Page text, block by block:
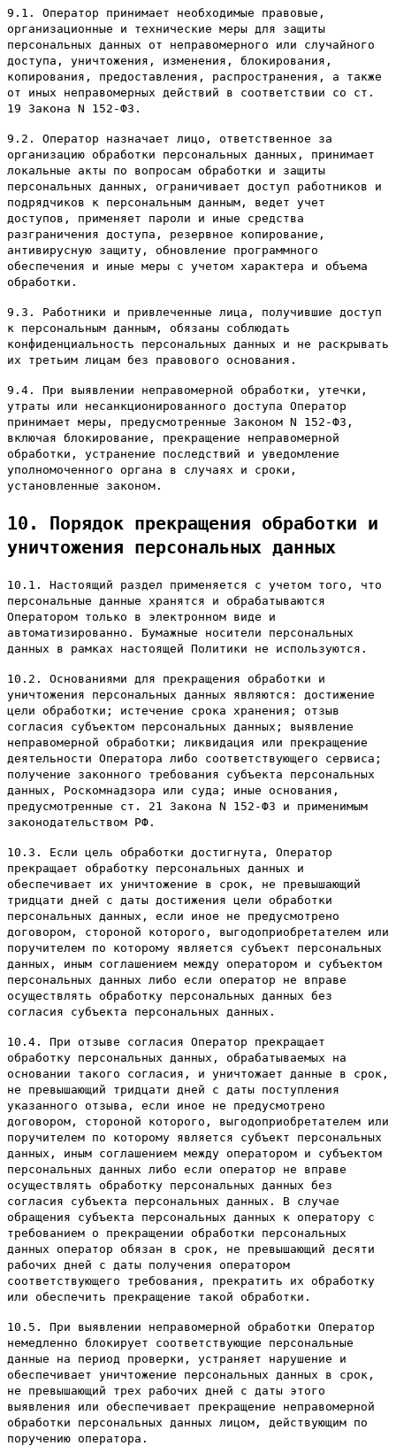
9.1. Оператор принимает необходимые правовые,
организационные и технические меры для защиты
персональных данных от неправомерного или случайного
доступа, уничтожения, изменения, блокирования,
копирования, предоставления, распространения, а также
от иных неправомерных действий в соответствии со ст.
19 Закона N 152-ФЗ.
9.2. Оператор назначает лицо, ответственное за
организацию обработки персональных данных, принимает
локальные акты по вопросам обработки и защиты
персональных данных, ограничивает доступ работников и
подрядчиков к персональным данным, ведет учет
доступов, применяет пароли и иные средства
разграничения доступа, резервное копирование,
антивирусную защиту, обновление программного
обеспечения и иные меры с учетом характера и объема
обработки.
9.3. Работники и привлеченные лица, получившие доступ
к персональным данным, обязаны соблюдать
конфиденциальность персональных данных и не раскрывать
их третьим лицам без правового основания.
9.4. При выявлении неправомерной обработки, утечки,
утраты или несанкционированного доступа Оператор
принимает меры, предусмотренные Законом N 152-ФЗ,
включая блокирование, прекращение неправомерной
обработки, устранение последствий и уведомление
уполномоченного органа в случаях и сроки,
установленные законом.
10. Порядок прекращения обработки и
уничтожения персональных данных
10.1. Настоящий раздел применяется с учетом того, что
персональные данные хранятся и обрабатываются
Оператором только в электронном виде и
автоматизированно. Бумажные носители персональных
данных в рамках настоящей Политики не используются.
10.2. Основаниями для прекращения обработки и
уничтожения персональных данных являются: достижение
цели обработки; истечение срока хранения; отзыв
согласия субъектом персональных данных; выявление
неправомерной обработки; ликвидация или прекращение
деятельности Оператора либо соответствующего сервиса;
получение законного требования субъекта персональных
данных, Роскомнадзора или суда; иные основания,
предусмотренные ст. 21 Закона N 152-ФЗ и применимым
законодательством РФ.
10.3. Если цель обработки достигнута, Оператор
прекращает обработку персональных данных и
обеспечивает их уничтожение в срок, не превышающий
тридцати дней с даты достижения цели обработки
персональных данных, если иное не предусмотрено
договором, стороной которого, выгодоприобретателем или
поручителем по которому является субъект персональных
данных, иным соглашением между оператором и субъектом
персональных данных либо если оператор не вправе
осуществлять обработку персональных данных без
согласия субъекта персональных данных.
10.4. При отзыве согласия Оператор прекращает
обработку персональных данных, обрабатываемых на
основании такого согласия, и уничтожает данные в срок,
не превышающий тридцати дней с даты поступления
указанного отзыва, если иное не предусмотрено
договором, стороной которого, выгодоприобретателем или
поручителем по которому является субъект персональных
данных, иным соглашением между оператором и субъектом
персональных данных либо если оператор не вправе
осуществлять обработку персональных данных без
согласия субъекта персональных данных. В случае
обращения субъекта персональных данных к оператору с
требованием о прекращении обработки персональных
данных оператор обязан в срок, не превышающий десяти
рабочих дней с даты получения оператором
соответствующего требования, прекратить их обработку
или обеспечить прекращение такой обработки.
10.5. При выявлении неправомерной обработки Оператор
немедленно блокирует соответствующие персональные
данные на период проверки, устраняет нарушение и
обеспечивает уничтожение персональных данных в срок,
не превышающий трех рабочих дней с даты этого
выявления или обеспечивает прекращение неправомерной
обработки персональных данных лицом, действующим по
поручению оператора.